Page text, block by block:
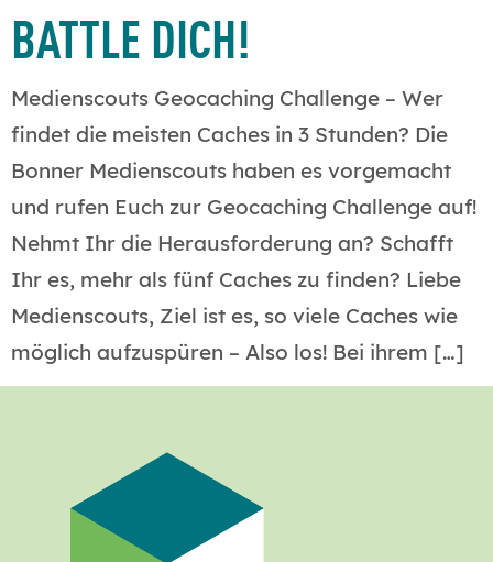
BATTLE DICH!
Medienscouts Geocaching Challenge – Wer
findet die meisten Caches in 3 Stunden? Die
Bonner Medienscouts haben es vorgemacht
und rufen Euch zur Geocaching Challenge auf!
Nehmt Ihr die Herausforderung an? Schafft
Ihr es, mehr als fünf Caches zu finden? Liebe
Medienscouts, Ziel ist es, so viele Caches wie
möglich aufzuspüren – Also los! Bei ihrem […]